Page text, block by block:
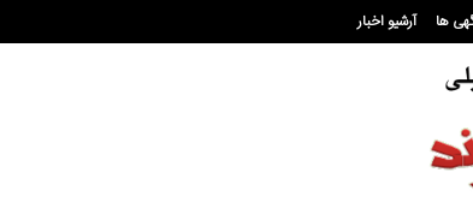
ها آرشیو اخبار